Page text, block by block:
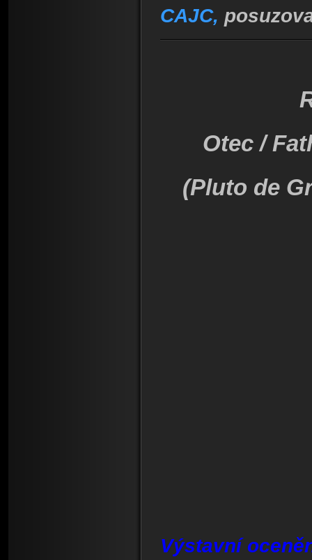
CAJC,
Otec /
(Pluto de
Výstavní